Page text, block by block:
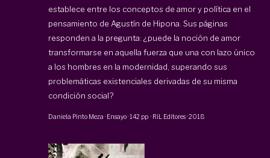
establece entre los conceptos de amor y política en el
pensamiento de Agustín de Hipona. Sus páginas
responden a la pregunta: ¿puede la noción de amor
transformarse en aquella fuerza que una con lazo único
a los hombres en la modernidad, superando sus
problemáticas existenciales derivadas de su misma
condición social?
Daniela Pinto Meza · Ensayo·142 pp · RiL Editores·2018